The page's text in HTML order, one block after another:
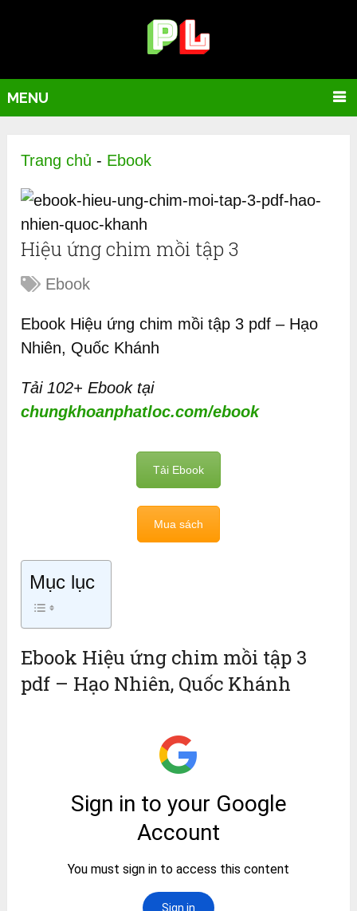
MENU
Trang chủ - Ebook
Hiệu ứng chim mồi tập 3
Ebook
Ebook Hiệu ứng chim mồi tập 3 pdf – Hạo
Nhiên, Quốc Khánh
Tải 102+ Ebook tại
chungkhoanphatloc.com/ebook
Tải Ebook
Mua sách
Mục lục
Ebook Hiệu ứng chim mồi tập 3
pdf – Hạo Nhiên, Quốc Khánh